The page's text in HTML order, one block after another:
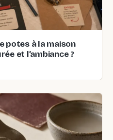
potes à la maison
et l’ambiance ?